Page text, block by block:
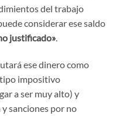
del trabajo
considerar ese saldo
justificado»
ese dinero como
tipo impositivo
a ser muy alto) y
sanciones por no